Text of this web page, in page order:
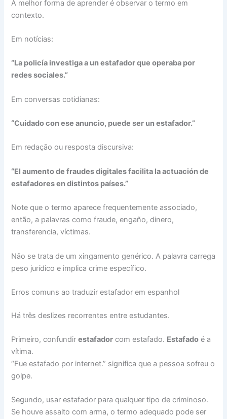
A melhor forma de aprender é observar o termo em
contexto.
Em notícias:
“La policía investiga a un estafador que operaba por
redes sociales.”
Em conversas cotidianas:
“Cuidado con ese anuncio, puede ser un estafador.”
Em redação ou resposta discursiva:
“El aumento de fraudes digitales facilita la actuación de
estafadores en distintos países.”
Note que o termo aparece frequentemente associado,
então, a palavras como fraude, engaño, dinero,
transferencia, víctimas.
Não se trata de um xingamento genérico. A palavra carrega
peso jurídico e implica crime específico.
Erros comuns ao traduzir estafador em espanhol
Há três deslizes recorrentes entre estudantes.
Primeiro, confundirestafador com estafado. Estafado é a
vítima.
“Fue estafado por internet.” significa que a pessoa sofreu o
golpe.
Segundo, usar estafador para qualquer tipo de criminoso.
Se houve assalto com arma, o termo adequado pode ser